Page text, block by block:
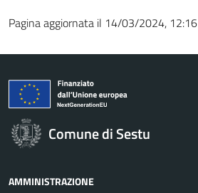
Pagina aggiornata il 14/03/2024, 12:16
Comune di Sestu
AMMINISTRAZIONE